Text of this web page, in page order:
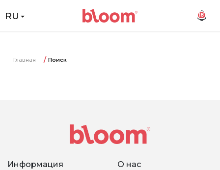
RU 18
Главная Поиск
Информация О нас